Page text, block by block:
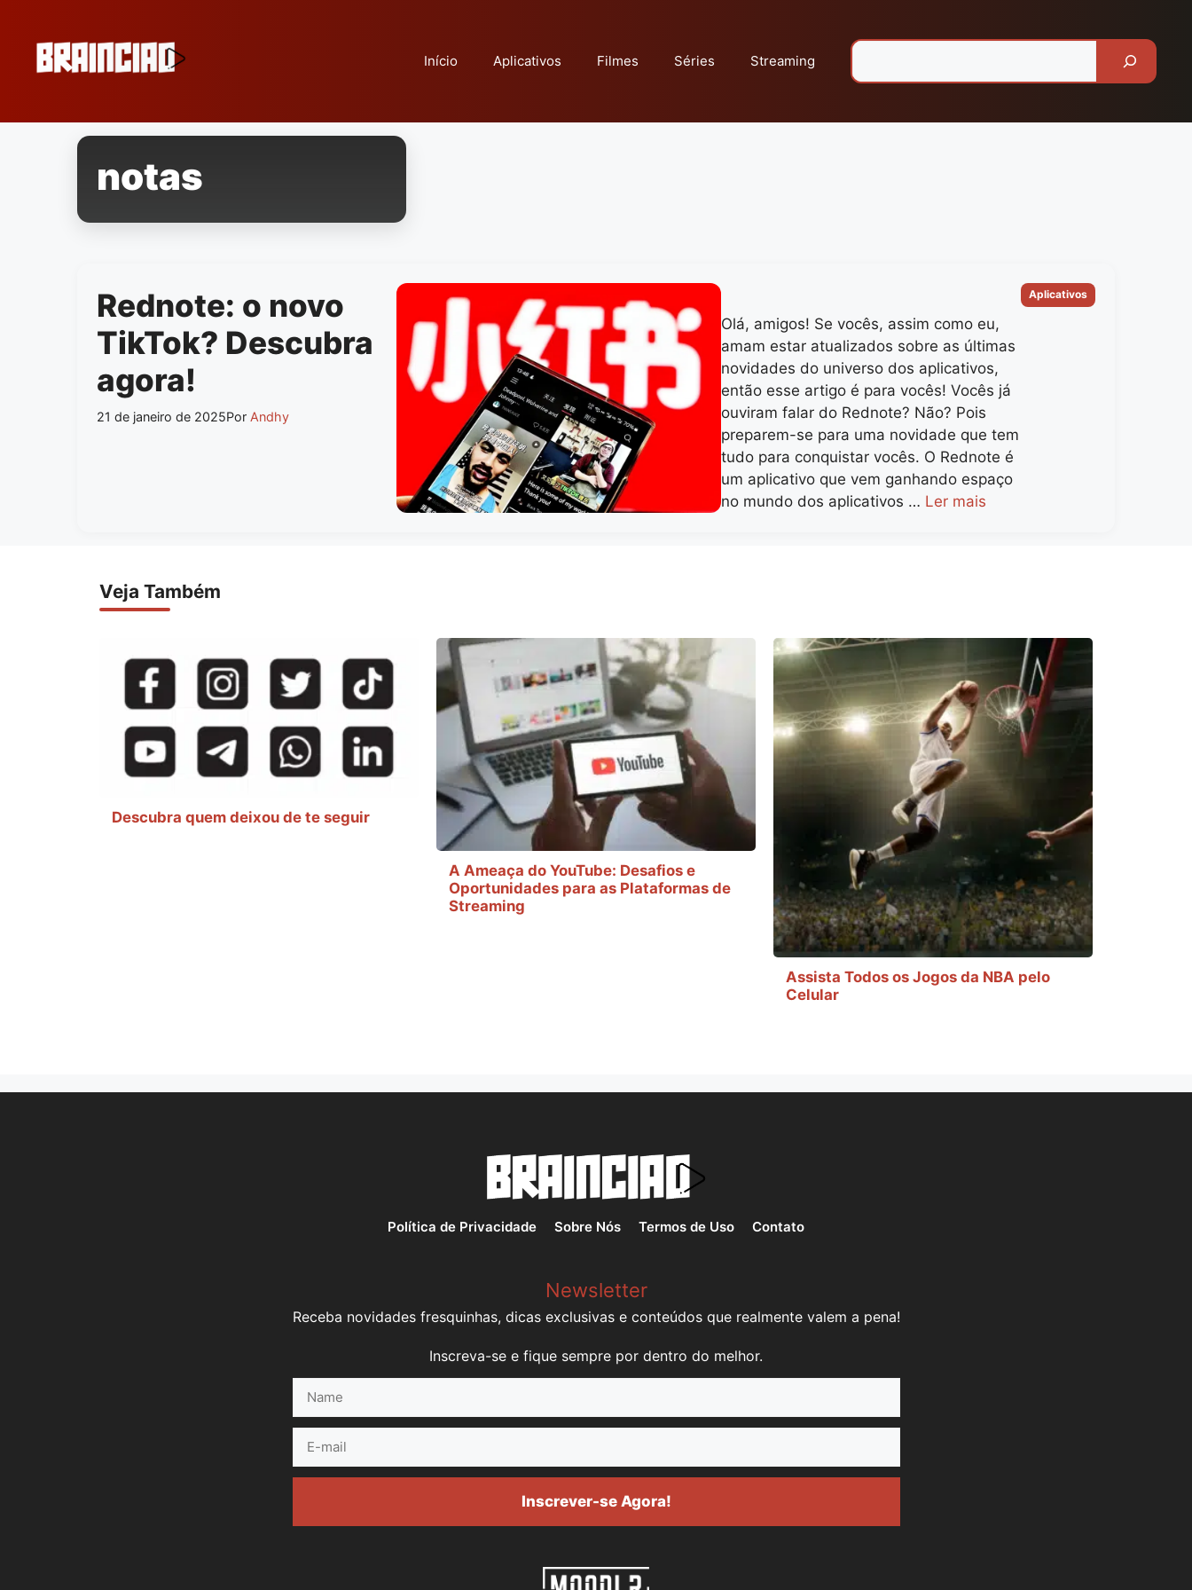
conteúdo
Início Aplicativos Filmes Séries Streaming
notas
Rednote: o novo
TikTok? Descubra
agora!
21 de janeiro de 2025Por Andhy
Olá, amigos! Se vocês, assim como eu,
amam estar atualizados sobre as últimas
novidades do universo dos aplicativos,
então esse artigo é para vocês! Vocês já
ouviram falar do Rednote? Não? Pois
preparem-se para uma novidade que tem
tudo para conquistar vocês. O Rednote é
um aplicativo que vem ganhando espaço
no mundo dos aplicativos … Ler mais
Categorias
Aplicativos
Veja Também
Descubra quem deixou de te seguir
A Ameaça do YouTube: Desafios e
Oportunidades para as Plataformas de
Streaming
Assista Todos os Jogos da NBA pelo
Celular
Política de Privacidade Sobre Nós Termos de Uso Contato
Newsletter
Receba novidades fresquinhas, dicas exclusivas e conteúdos que realmente valem a pena!
Inscreva-se e fique sempre por dentro do melhor.
mail
Inscrever-se Agora!